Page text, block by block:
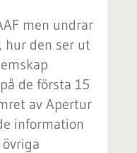
men undrar
hur den ser ut
de första 15
av Apertur
information